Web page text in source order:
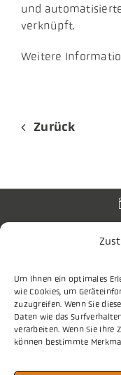
Um Ihnen ein optimales
wie Cookies, um
zuzugreifen. Wenn Sie
Daten wie das
verarbeiten. Wenn Sie
können bestimmte
und
verknüpft.
Weitere
Zurück
Bundes-
der Kommunalen
Charlottenstraße 65
10117 Berlin